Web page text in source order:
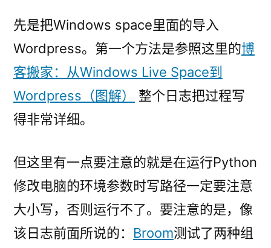
先是把Windows space里面的导入
Wordpress。第一个方法是参照这里的博
客搬家：从Windows Live Space到
Wordpress（图解）
整个日志把过程写
得非常详细。
但这里有一点要注意的就是在运行Python
修改电脑的环境参数时写路径一定要注意
大小写，否则运行不了。要注意的是，像
该日志前面所说的： Broom测试了两种组